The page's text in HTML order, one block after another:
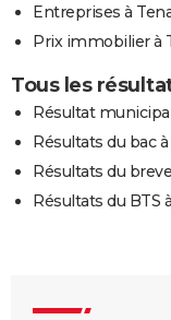
Entreprises à
Prix immobilier à
Tous les
Résultat
Résultats du bac
Résultats du
Résultats du BTS